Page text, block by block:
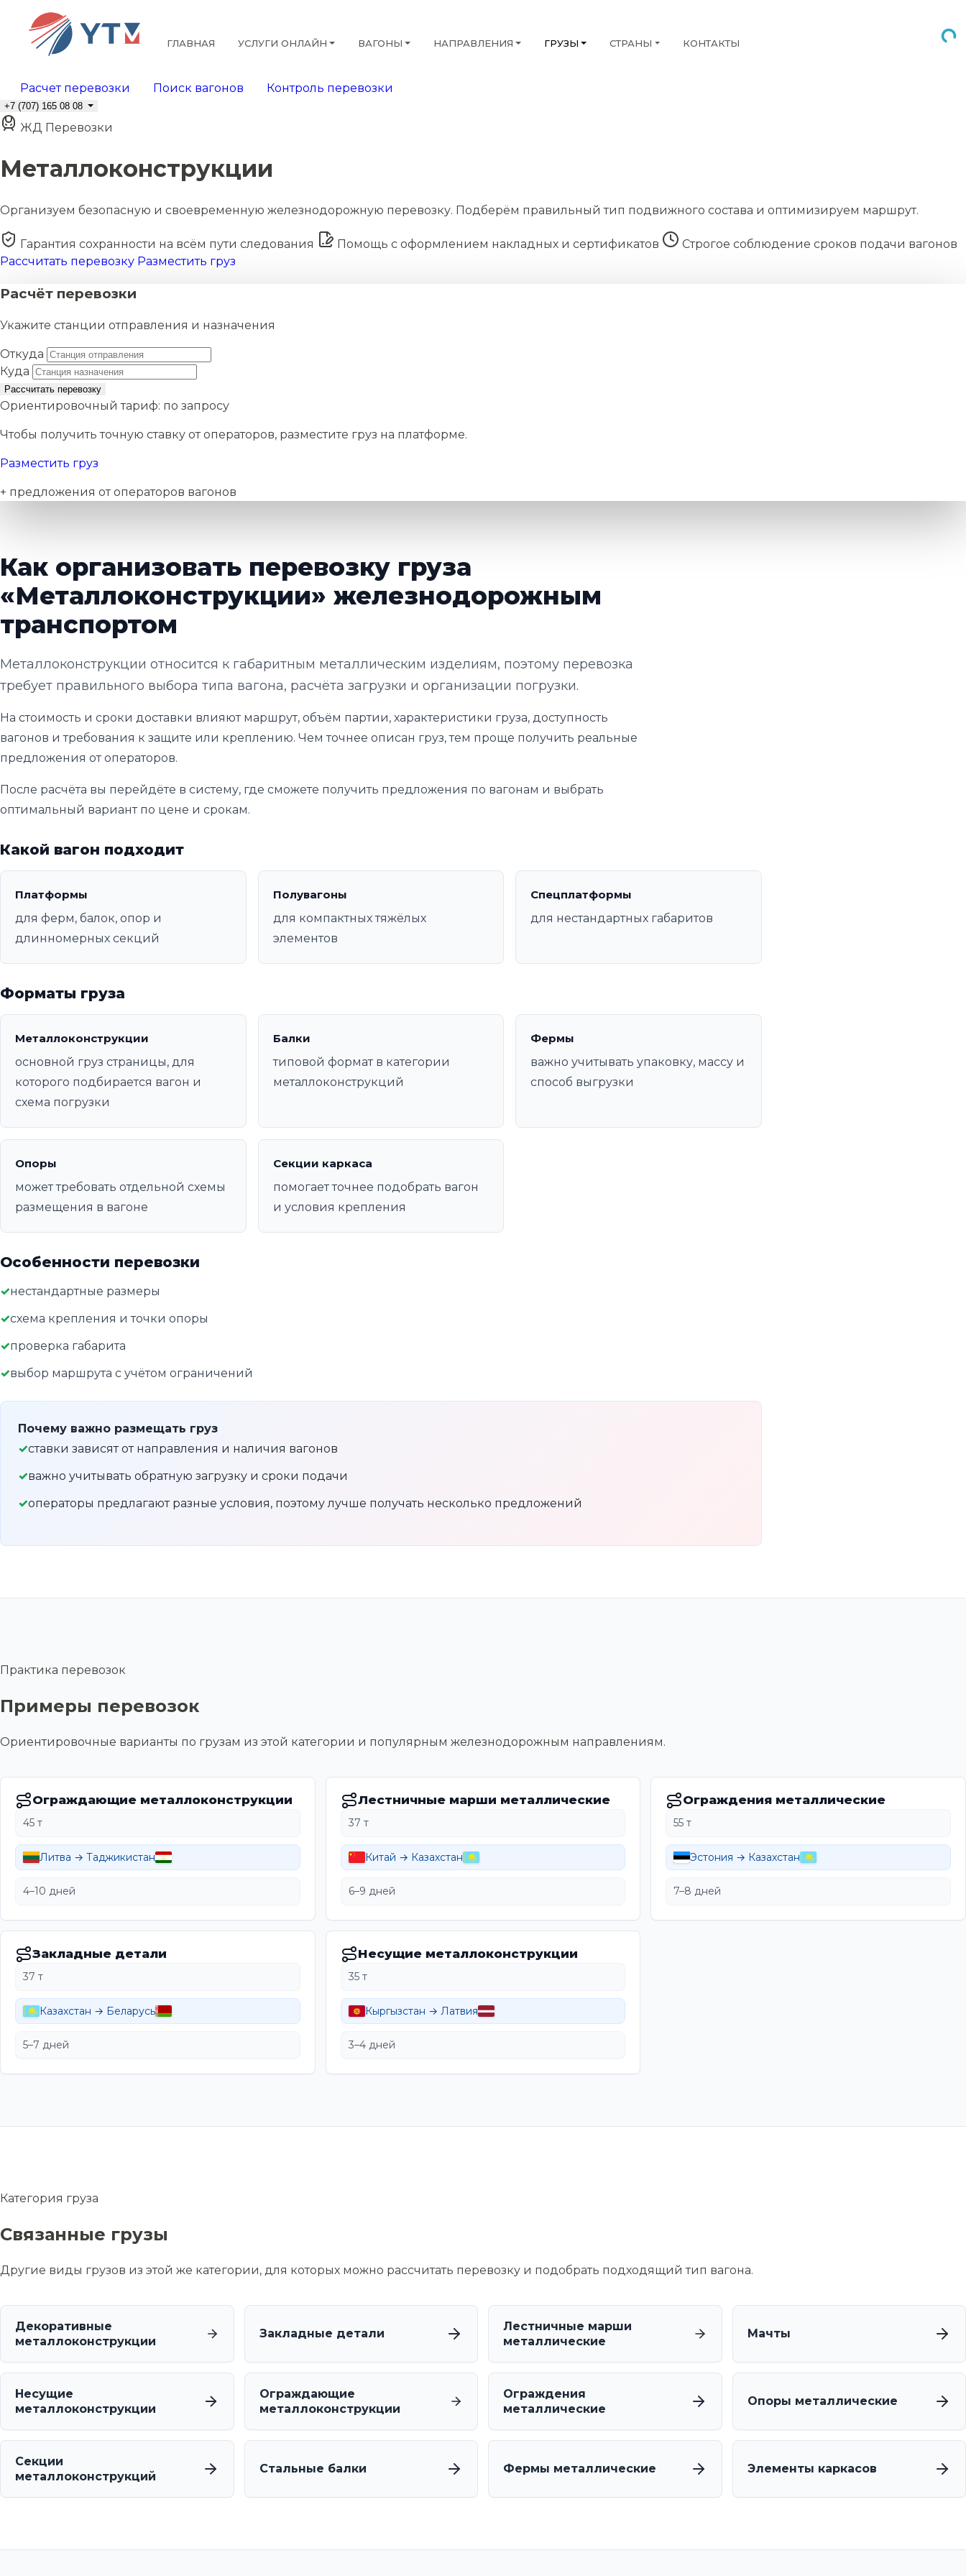
ГЛАВНАЯ УСЛУГИ ОНЛАЙН ВАГОНЫ НАПРАВЛЕНИЯ ГРУЗЫ СТРАНЫ КОНТАКТЫ
Расчет перевозки Поиск вагонов Контроль перевозки
+7 (707) 165 08 08
ЖД Перевозки
Металлоконструкции
Организуем безопасную и своевременную железнодорожную перевозку. Подберём правильный тип подвижного состава и оптимизируем маршрут.
Гарантия сохранности на всём пути следования Помощь с оформлением накладных и сертификатов
Строгое соблюдение сроков подачи вагонов
Рассчитать перевозку Разместить груз
Расчёт перевозки
Укажите станции отправления и назначения
Откуда
Куда
Рассчитать перевозку
Ориентировочный тариф: по запросу
Чтобы получить точную ставку от операторов, разместите груз на платформе.
Разместить груз
+ предложения от операторов вагонов
Как организовать перевозку груза
«Металлоконструкции» железнодорожным
транспортом
Металлоконструкции относится к габаритным металлическим изделиям, поэтому перевозка
требует правильного выбора типа вагона, расчёта загрузки и организации погрузки.
На стоимость и сроки доставки влияют маршрут, объём партии, характеристики груза, доступность
вагонов и требования к защите или креплению. Чем точнее описан груз, тем проще получить реальные
предложения от операторов.
После расчёта вы перейдёте в систему, где сможете получить предложения по вагонам и выбрать
оптимальный вариант по цене и срокам.
Какой вагон подходит
Платформы
для ферм, балок, опор и
длинномерных секций
Полувагоны
для компактных тяжёлых
элементов
Спецплатформы
для нестандартных габаритов
Форматы груза
Металлоконструкции
основной груз страницы, для
которого подбирается вагон и
схема погрузки
Балки
типовой формат в категории
металлоконструкций
Фермы
важно учитывать упаковку, массу и
способ выгрузки
Опоры
может требовать отдельной схемы
размещения в вагоне
Секции каркаса
помогает точнее подобрать вагон
и условия крепления
Особенности перевозки
нестандартные размеры
схема крепления и точки опоры
проверка габарита
выбор маршрута с учётом ограничений
Почему важно размещать груз
ставки зависят от направления и наличия вагонов
важно учитывать обратную загрузку и сроки подачи
операторы предлагают разные условия, поэтому лучше получать несколько предложений
Практика перевозок
Примеры перевозок
Ориентировочные варианты по грузам из этой категории и популярным железнодорожным направлениям.
Ограждающие металлоконструкции
45 т
Литва → Таджикистан
4–10 дней
Лестничные марши металлические
37 т
Китай → Казахстан
6–9 дней
Ограждения металлические
55 т
Эстония → Казахстан
7–8 дней
Закладные детали
37 т
Казахстан → Беларусь
5–7 дней
Несущие металлоконструкции
35 т
Кыргызстан → Латвия
3–4 дней
Категория груза
Связанные грузы
Другие виды грузов из этой же категории, для которых можно рассчитать перевозку и подобрать подходящий тип вагона.
Декоративные
металлоконструкции
Закладные детали
Лестничные марши
металлические
Мачты
Несущие
металлоконструкции
Ограждающие
металлоконструкции
Ограждения
металлические
Опоры металлические
Секции
металлоконструкций
Стальные балки Фермы металлические Элементы каркасов